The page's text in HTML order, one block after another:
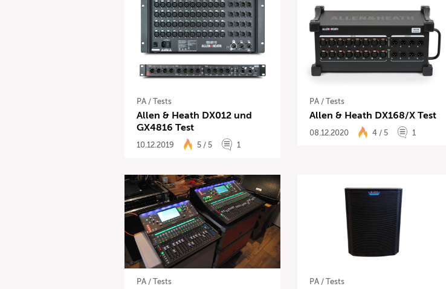
PA/ Tests
Allen & Heath DX012 und
GX4816 Test
10.12.2019 5 / 5 1
PA /Tests
Allen & Heath DX168/X Test
08.12.2020 4 / 5 1
PA/ Tests PA /Tests